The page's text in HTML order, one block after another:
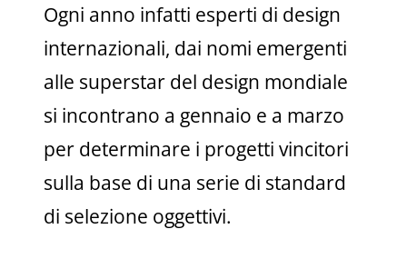
Ogni anno infatti esperti di design
internazionali, dai nomi emergenti ​​
alle superstar del design mondiale
si incontrano a gennaio e a marzo
per determinare i progetti vincitori
sulla base di una serie di standard
di selezione oggettivi.